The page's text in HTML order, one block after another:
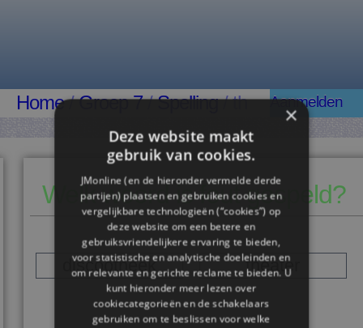
Home/Groep 7/Spelling/ th Aanmelden
Welk woord is fout gespeld?
discootheek theater
×
Deze website maakt
gebruik van cookies.
JMonline (en de hieronder vermelde derde
partijen) plaatsen en gebruiken cookies en
vergelijkbare technologieën (“cookies”) op
deze website om een ​​betere en
gebruiksvriendelijkere ervaring te bieden,
voor statistische en analytische doeleinden en
om relevante en gerichte reclame te bieden. U
kunt hieronder meer lezen over
cookiecategorieën en de schakelaars
gebruiken om te beslissen voor welke